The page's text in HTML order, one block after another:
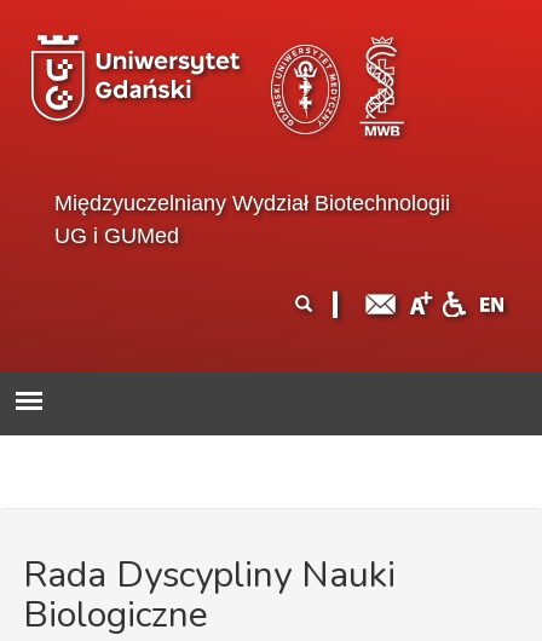
Międzyuczelniany Wydział Biotechnologii
UG i GUMed
wyszukiwania
Rada Dyscypliny Nauki
Biologiczne